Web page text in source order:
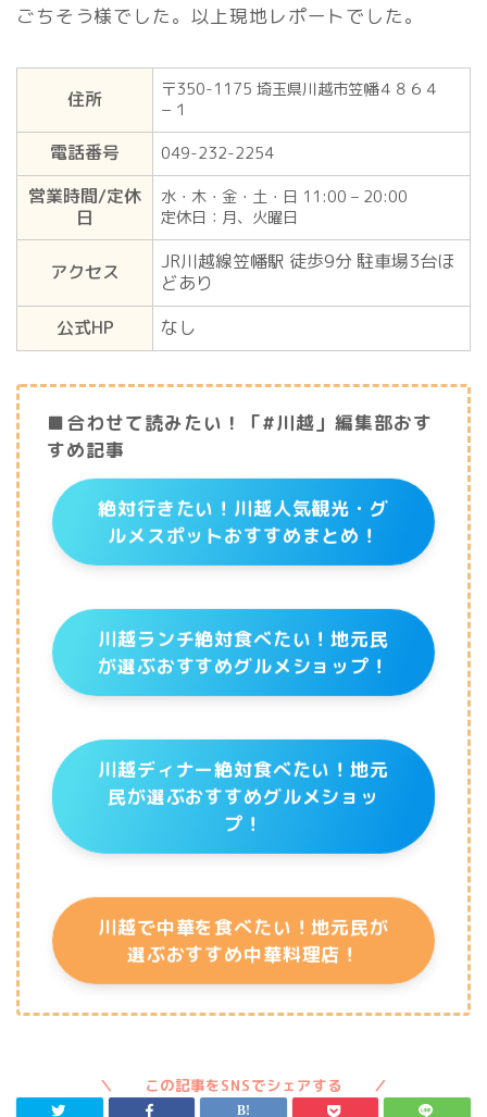
ごちそう様でした。以上現地レポートでした。
住所
〒350-1175 埼玉県川越市笠幡４８６４
−１
電話番号 049-232-2254
営業時間/定休
日
水・木・金・土・日 11:00 – 20:00
定休日：月、火曜日
アクセス
JR川越線笠幡駅 徒歩9分 駐車場3台ほ
どあり
公式HP
なし
■合わせて読みたい！「#川越」編集部おす
すめ記事
絶対行きたい！川越人気観光・グ
ルメスポットおすすめまとめ！
川越ランチ絶対食べたい！地元民
が選ぶおすすめグルメショップ！
川越ディナー絶対食べたい！地元
民が選ぶおすすめグルメショッ
プ！
川越で中華を食べたい！地元民が
選ぶおすすめ中華料理店！